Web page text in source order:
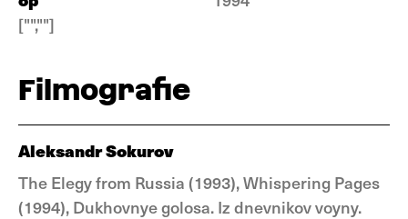
["",""]
Filmografie
Aleksandr Sokurov
The Elegy from Russia (1993), Whispering Pages
(1994), Dukhovnye golosa. Iz dnevnikov voyny.